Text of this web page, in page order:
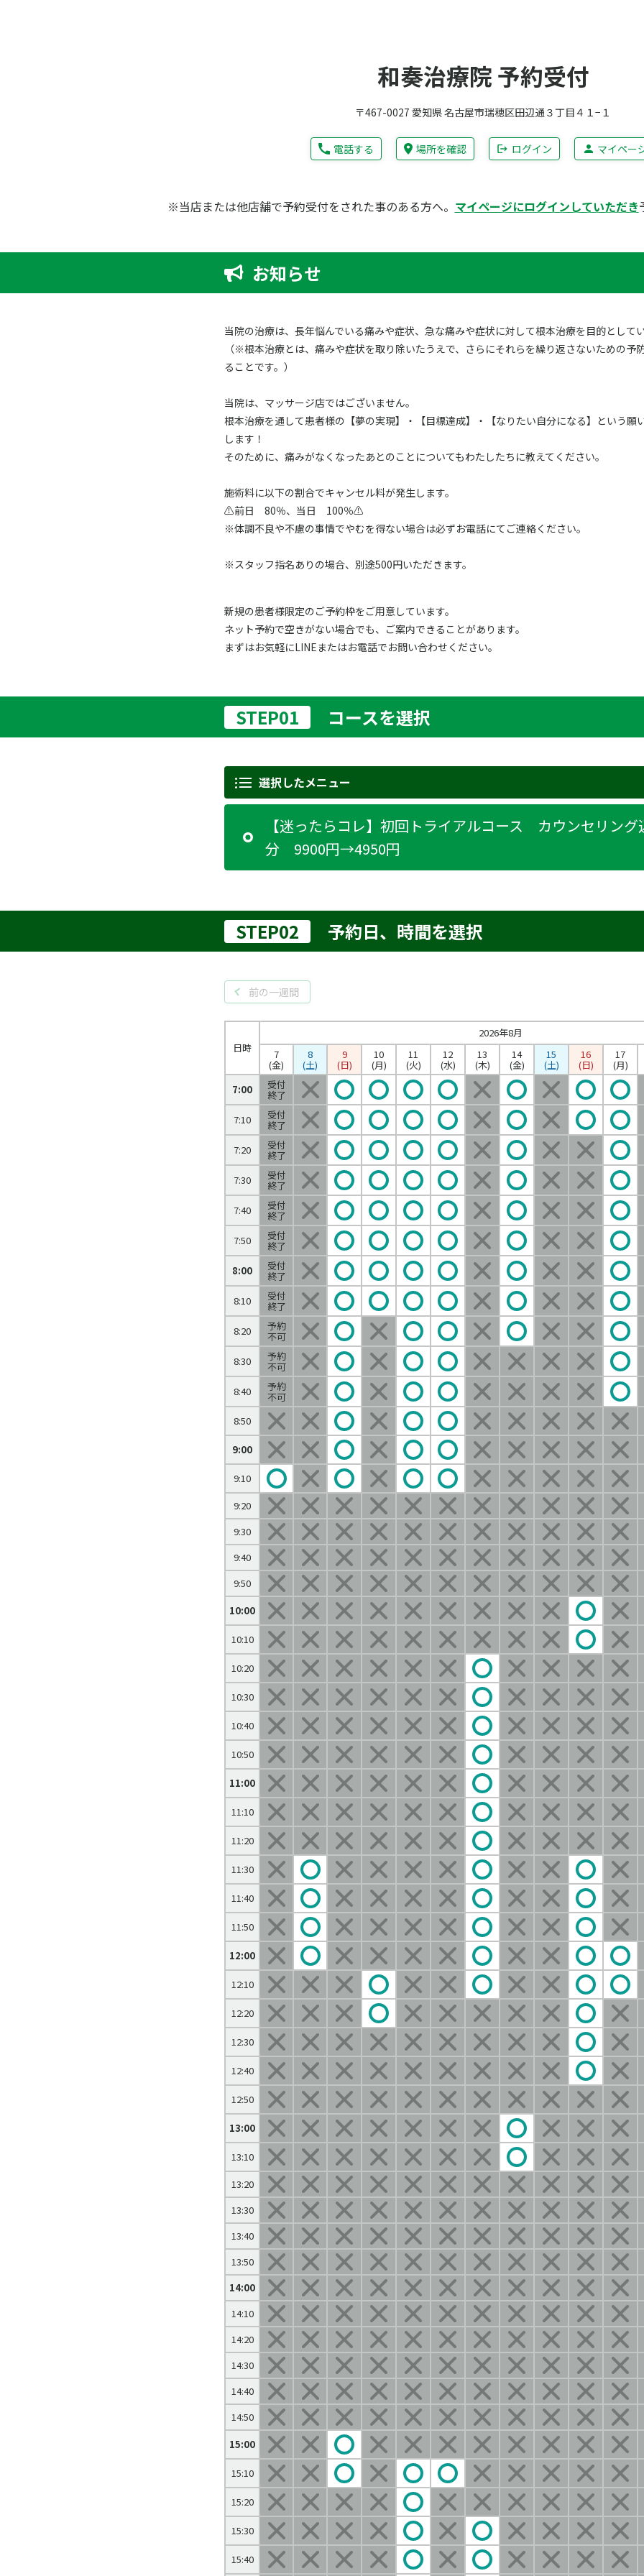
和奏治療院 予約受付
〒467-0027 愛知県 名古屋市瑞穂区田辺通３丁目４１−１
電話する 場所を確認 ログイン マイペー
※当店または他店舗で予約受付をされた事のある方へ。 マイページにログインしていただき
お知らせ
当院の治療は、長年悩んでいる痛みや症状、急な痛みや症状に対して根本治療を目的として
（※根本治療とは、痛みや症状を取り除いたうえで、さらにそれらを繰り返さないための予
ることです。）
当院は、マッサージ店ではございません。
根本治療を通して患者様の【夢の実現】・【目標達成】・【なりたい自分になる】という願
します！
そのために、痛みがなくなったあとのことについてもわたしたちに教えてください。
施術料に以下の割合でキャンセル料が発生します。
⚠️前日 80％、当日 100％⚠️
※体調不良や不慮の事情でやむを得ない場合は必ずお電話にてご連絡ください。
※スタッフ指名ありの場合、別途500円いただきます。
新規の患者様限定のご予約枠をご用意しています。
ネット予約で空きがない場合でも、ご案内できることがあります。
まずはお気軽にLINEまたはお電話でお問い合わせください。
STEP01 コースを選択
選択したメニュー
【迷ったらコレ】初回トライアルコース カウンセリン
分 9900円→4950円
STEP02 予約日、時間を選択
前の一週間
日時
2026年8月
7
(金)
8
(土)
9
(日)
10
(月)
11
(火)
12
(水)
13
(木)
14
(金)
15
(土)
16
(日)
17
(月)
7:00
受付
終了
7:10
受付
終了
7:20
受付
終了
7:30
受付
終了
7:40
受付
終了
7:50
受付
終了
8:00
受付
終了
8:10
受付
終了
8:20
予約
不可
8:30
予約
不可
8:40
予約
不可
8:50
9:00
9:10
9:20
9:30
9:40
9:50
10:00
10:10
10:20
10:30
10:40
10:50
11:00
11:10
11:20
11:30
11:40
11:50
12:00
12:10
12:20
12:30
12:40
12:50
13:00
13:10
13:20
13:30
13:40
13:50
14:00
14:10
14:20
14:30
14:40
14:50
15:00
15:10
15:20
15:30
15:40